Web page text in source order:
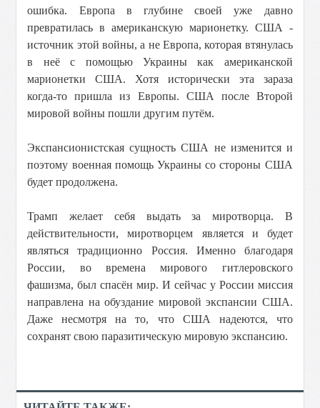
ошибка. Европа в глубине своей уже давно
превратилась в американскую марионетку. США -
источник этой войны, а не Европа, которая втянулась
в неё с помощью Украины как американской
марионетки США. Хотя исторически эта зараза
когда-то пришла из Европы. США после Второй
мировой войны пошли другим путём.
Экспансионистская сущность США не изменится и
поэтому военная помощь Украины со стороны США
будет продолжена.
Трамп желает себя выдать за миротворца. В
действительности, миротворцем является и будет
являться традиционно Россия. Именно благодаря
России, во времена мирового гитлеровского
фашизма, был спасён мир. И сейчас у России миссия
направлена на обуздание мировой экспансии США.
Даже несмотря на то, что США надеются, что
сохранят свою паразитическую мировую экспансию.